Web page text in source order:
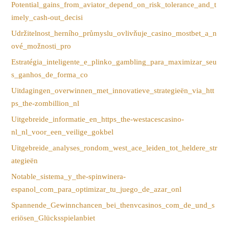
Potential_gains_from_aviator_depend_on_risk_tolerance_and_t
imely_cash-out_decisi
Udržitelnost_herního_průmyslu_ovlivňuje_casino_mostbet_a_n
ové_možnosti_pro
Estratégia_inteligente_e_plinko_gambling_para_maximizar_seu
s_ganhos_de_forma_co
Uitdagingen_overwinnen_met_innovatieve_strategieën_via_htt
ps_the-zombillion_nl
Uitgebreide_informatie_en_https_the-westacescasino-
nl_nl_voor_een_veilige_gokbel
Uitgebreide_analyses_rondom_west_ace_leiden_tot_heldere_str
ategieën
Notable_sistema_y_the-spinwinera-
espanol_com_para_optimizar_tu_juego_de_azar_onl
Spannende_Gewinnchancen_bei_thenvcasinos_com_de_und_s
eriösen_Glücksspielanbiet